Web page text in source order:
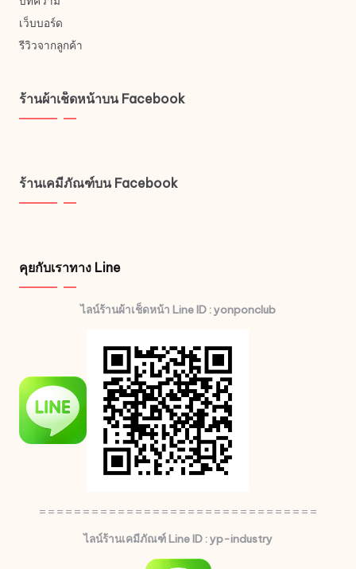
เว็บบอร์ด
รีวิวจากลูกค้า
ร้านผ้าเช็ดหน้าบน Facebook
ร้านเคมีภัณฑ์บน Facebook
คุยกับเราทาง Line
ไลน์ร้านผ้าเช็ดหน้า Line ID : yonponclub
================================
ไลน์ร้านเคมีภัณฑ์ Line ID : yp-industry